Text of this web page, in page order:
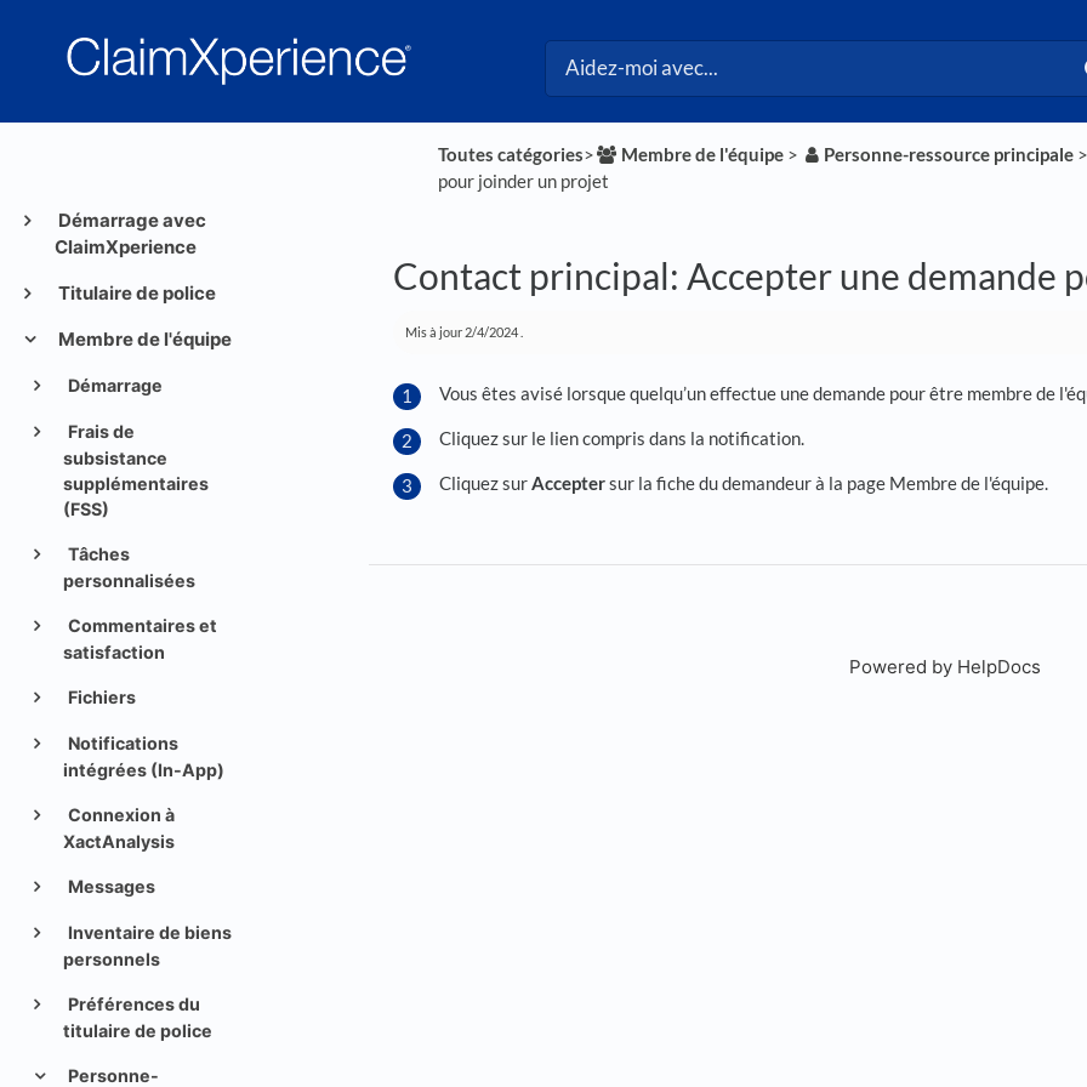
Démarrage avec
ClaimXperience
Titulaire de police
Membre de l'équipe
Démarrage
Frais de
subsistance
supplémentaires
(FSS)
Tâches
personnalisées
Commentaires et
satisfaction
Fichiers
Notifications
intégrées (In-App)
Connexion à
XactAnalysis
Messages
Inventaire de biens
personnels
Préférences du
titulaire de police
Personne-
Toutes catégories​>​ ​Membre de l'équipe ​ > ​ ​Personne-ressource principale ​ > ​
pour joinder un projet
Contact principal: Accepter une demande
Mis à jour 2/4/2024
Vous êtes avisé lorsque quelqu’un effectue une demande pour être membre de
Cliquez sur le lien compris dans la notification.
Cliquez sur Acceptersur la fiche du demandeur à la page Membre de l'équipe.
Powered by HelpDocs